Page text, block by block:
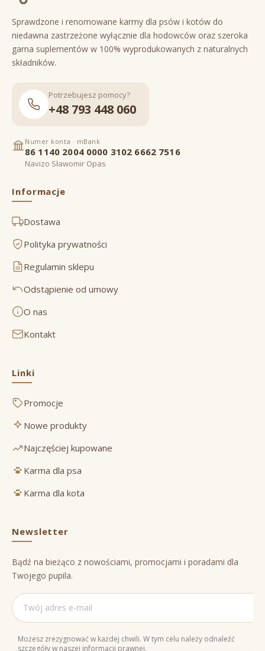
Sprawdzone i renomowane karmy dla psów i kotów do
niedawna zastrzeżone wyłącznie dla hodowców oraz szeroka
gama suplementów w 100% wyprodukowanych z naturalnych
składników.
Potrzebujesz pomocy?
+48 793 448 060
Numer konta · mBank
86 1140 2004 0000 3102 6662 7516
Navizo Sławomir Opas
Informacje
Dostawa
Polityka prywatności
Regulamin sklepu
Odstąpienie od umowy
O nas
Kontakt
Linki
Promocje
Nowe produkty
Najczęściej kupowane
Karma dla psa
Karma dla kota
Newsletter
Bądź na bieżąco z nowościami, promocjami i poradami dla
Twojego pupila.
Możesz zrezygnować w każdej chwili. W tym celu należy odnaleźć
szczegóły w naszej informacji prawnej.